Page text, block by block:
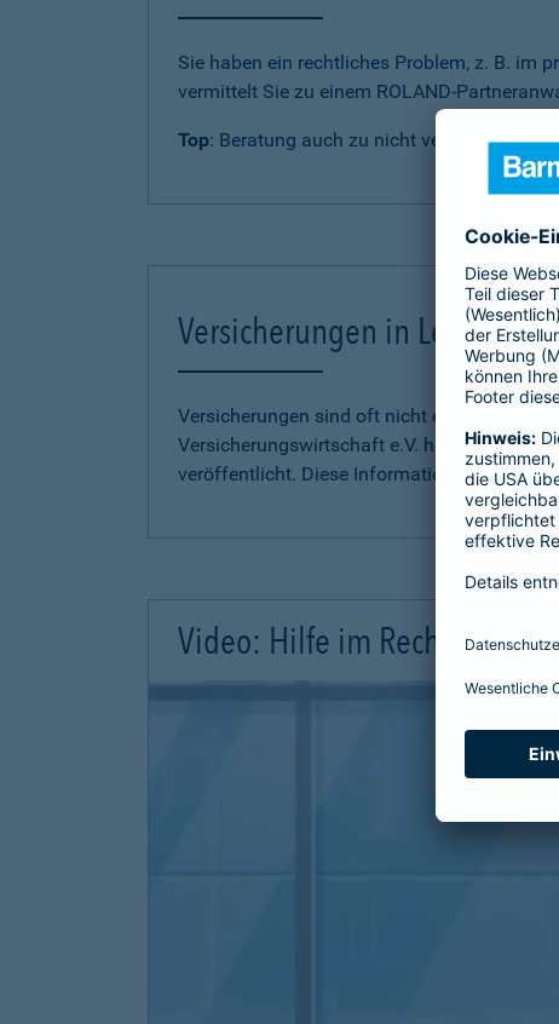
Sie haben ein rechtliches Problem, z. B. im
vermittelt Sie zu einem ROLAND-
Top: Beratung auch zu nicht versicherten
Versicherungen in Leichter
Versicherungen sind oft nicht einfach zu
Versicherungswirtschaft e.V. hat
veröffentlicht. Diese Informationen finden
Video: Hilfe im